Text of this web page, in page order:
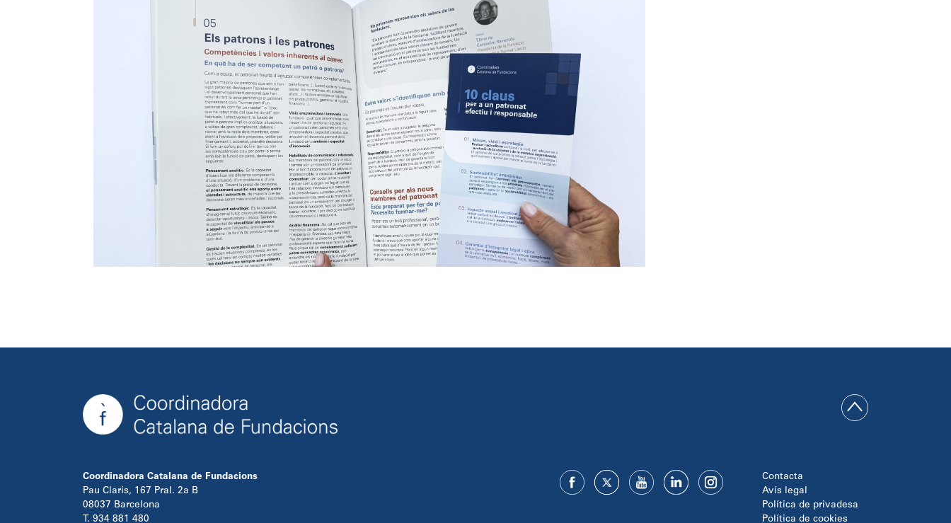
Coordinadora Catalana de Fundacions
Pau Claris, 167 Pral. 2a B
08037 Barcelona
T. 934 881 480
Contacta
Avís legal
Política de privadesa
Política de cookies